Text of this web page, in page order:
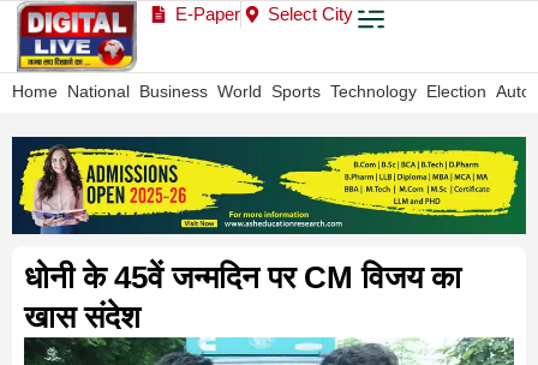
E-Paper Select City
Home National Business World Sports Technology Election Auto
धोनी के 45वें जन्मदिन पर CM विजय का
खास संदेश